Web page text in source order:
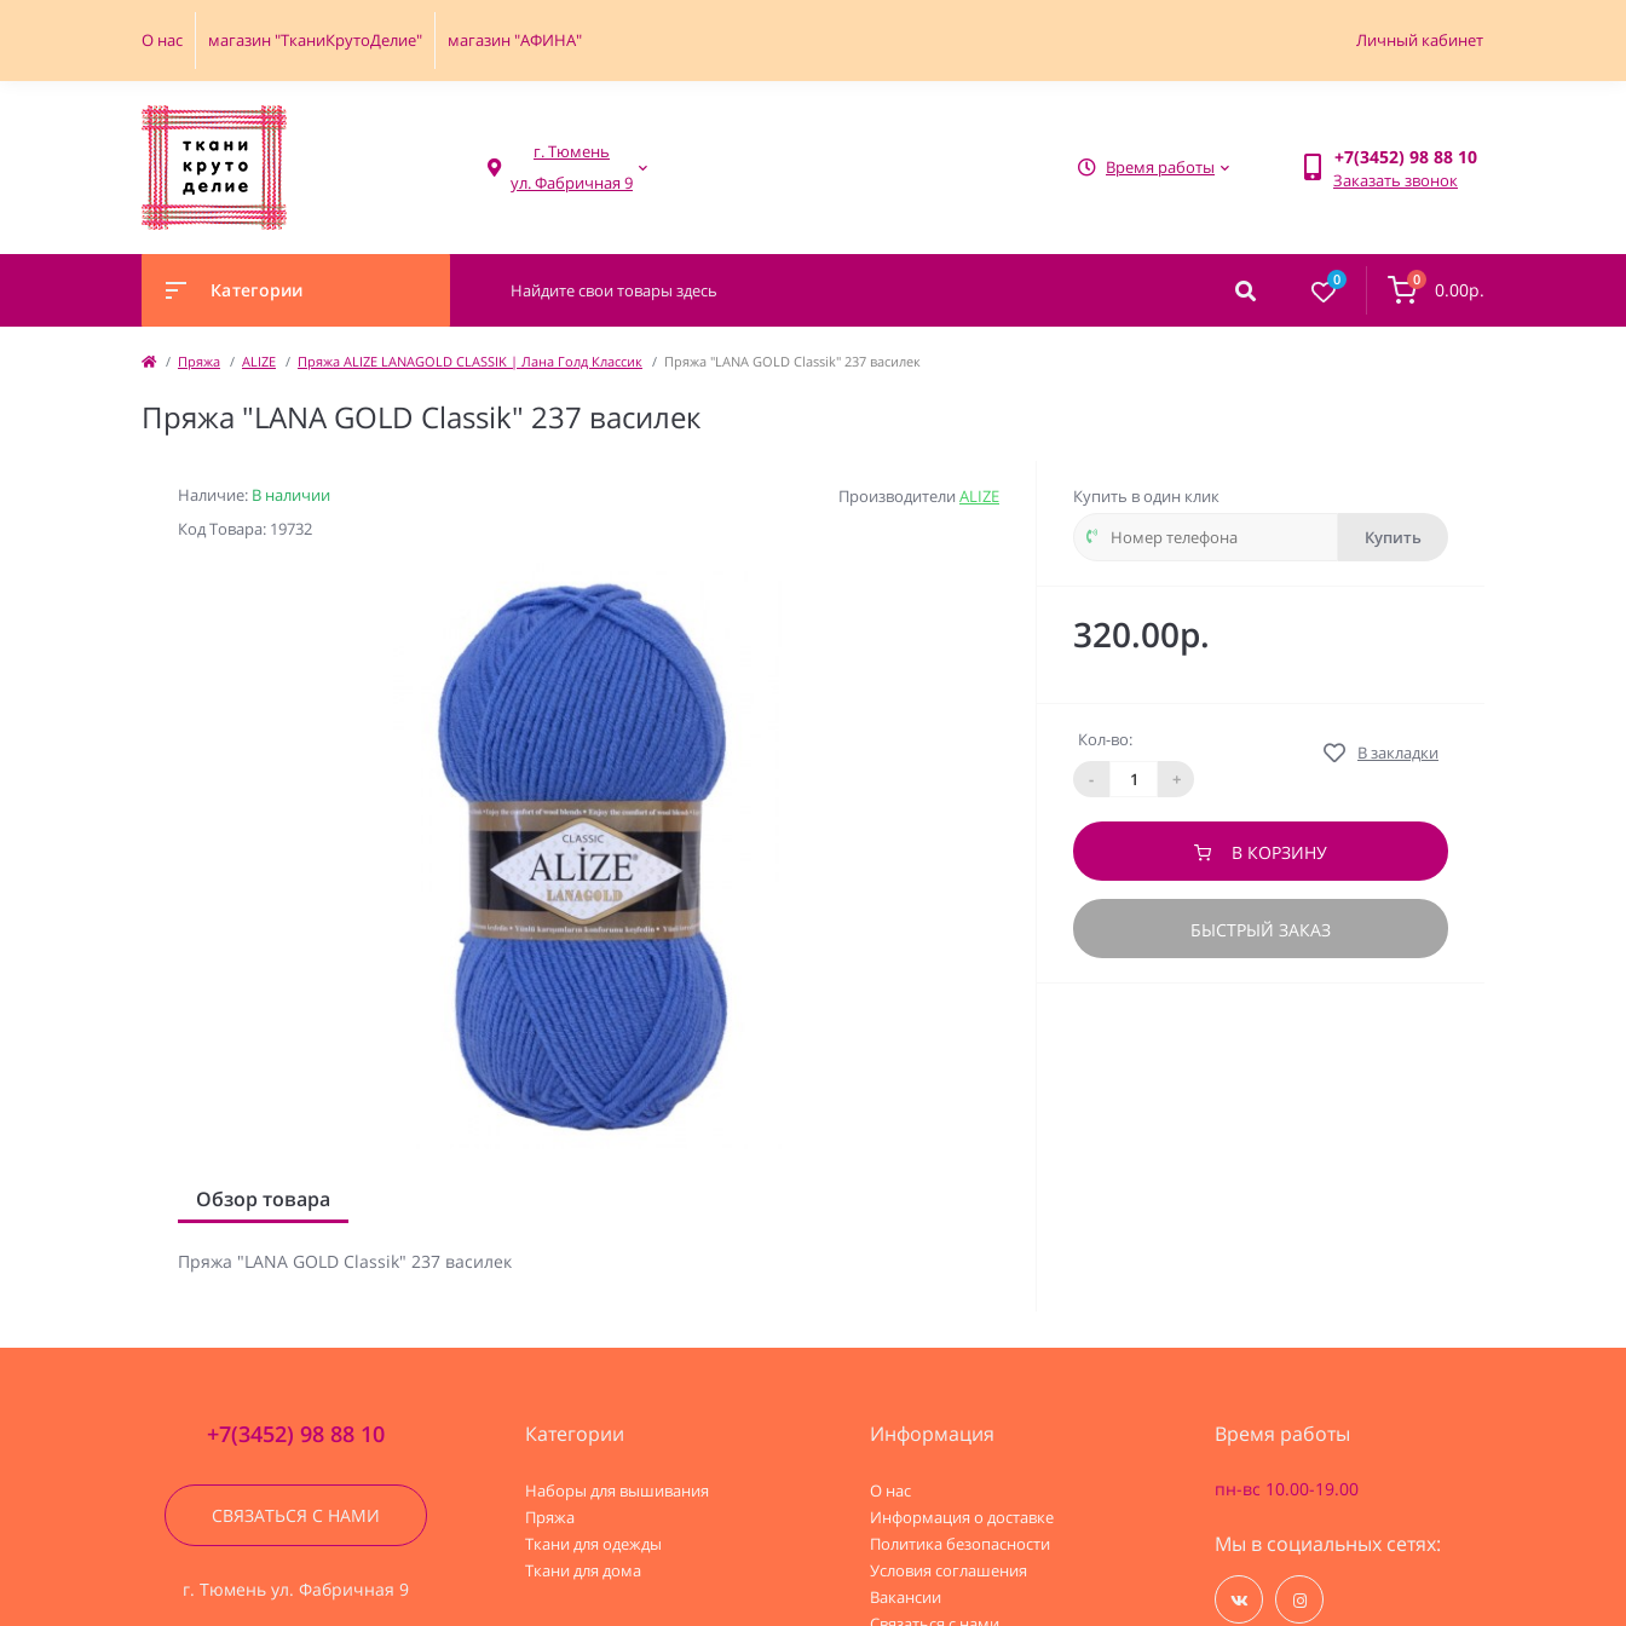
О нас магазин "ТканиКрутоДелие" магазин "АФИНА" Личный кабинет
г. Тюмень
Время работы +7(3452) 98 88 10
Заказать звонок
Категории 0 0 0.00р.
Пряжа ALIZE Пряжа ALIZE LANAGOLD CLASSIK | Лана Голд Классик Пряжа "LANA GOLD Classik" 237 василек
Пряжа "LANA GOLD Classik" 237 василек
Наличие: В наличии
Код Товара: 19732
Производители ALIZE
Обзор товара
Пряжа "LANA GOLD Classik" 237 василек
Купить в один клик
Купить
320.00р.
Кол-во:
-
+
В закладки
В КОРЗИНУ
БЫСТРЫЙ ЗАКАЗ
+7(3452) 98 88 10
СВЯЗАТЬСЯ С НАМИ
г. Тюмень ул. Фабричная 9
Категории
Наборы для вышивания
Пряжа
Ткани для одежды
Ткани для дома
Информация
О нас
Информация о доставке
Политика безопасности
Условия соглашения
Вакансии
Время работы
пн-вс 10.00-19.00
Мы в социальных сетях: